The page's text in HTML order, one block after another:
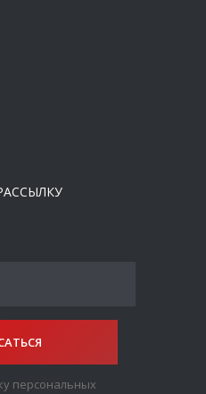
персональных